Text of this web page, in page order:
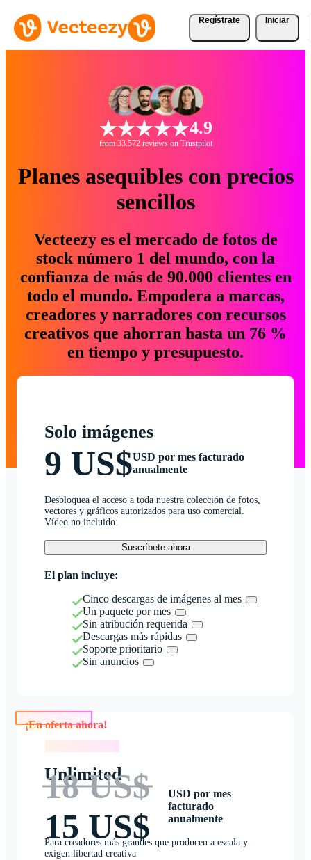
Regístrate Iniciar
4.9
from 33.572 reviews on Trustpilot
Planes asequibles con precios
sencillos
Vecteezy es el mercado de fotos de
stock número 1 del mundo, con la
confianza de más de 90.000 clientes en
todo el mundo. Empodera a marcas,
creadores y narradores con recursos
creativos que ahorran hasta un 76 %
en tiempo y presupuesto.
Solo imágenes
9 US$USD por mes facturado
anualmente
Desbloquea el acceso a toda nuestra colección de fotos,
vectores y gráficos autorizados para uso comercial.
Vídeo no incluido.
Suscríbete ahora
El plan incluye:
Cinco descargas de imágenes al mes
Un paquete por mes
Sin atribución requerida
Descargas más rápidas
Soporte prioritario
Sin anuncios
Unlimited
18 US$
15 US$
USD por mes
facturado
anualmente
Para creadores más grandes que producen a escala y
exigen libertad creativa